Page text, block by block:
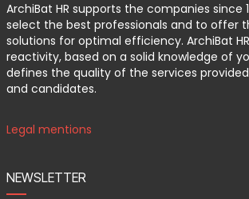
ArchiBat HR supports the companies since
select the best professionals and to offer
solutions for optimal efficiency. ArchiBat
reactivity, based on a solid knowledge of
defines the quality of the services
and candidates.
Legal mentions
NEWSLETTER